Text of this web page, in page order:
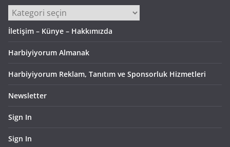
Kategoriler
İletişim – Künye – Hakkımızda
Harbiyiyorum Almanak
Harbiyiyorum Reklam, Tanıtım ve Sponsorluk Hizmetleri
Newsletter
Sign In
Sign In